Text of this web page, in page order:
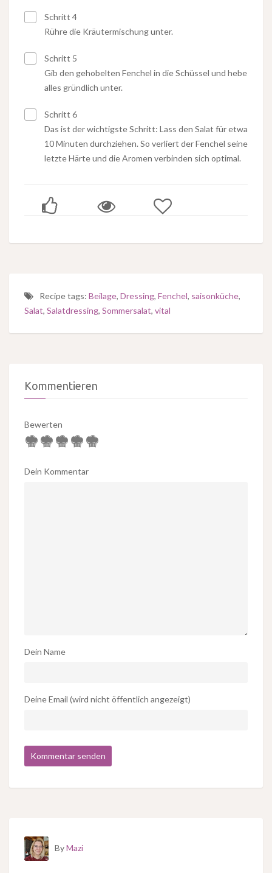
Schritt 4
Rühre die Kräutermischung unter.
Schritt 5
Gib den gehobelten Fenchel in die Schüssel und hebe
alles gründlich unter.
Schritt 6
Das ist der wichtigste Schritt: Lass den Salat für etwa
10 Minuten durchziehen. So verliert der Fenchel seine
letzte Härte und die Aromen verbinden sich optimal.
Recipe tags: Beilage, Dressing, Fenchel, saisonküche,
Salat, Salatdressing, Sommersalat, vital
Kommentieren
Bewerten
Dein Kommentar
Dein Name
Deine Email (wird nicht öffentlich angezeigt)
ByMazi